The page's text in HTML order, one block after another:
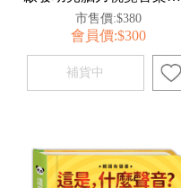
市售價:$380
會員價:$300